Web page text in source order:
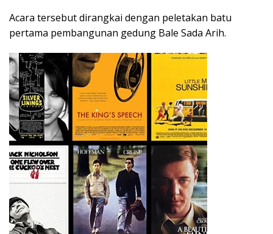
Acara tersebut dirangkai dengan peletakan batu
pertama pembangunan gedung Bale Sada Arih.